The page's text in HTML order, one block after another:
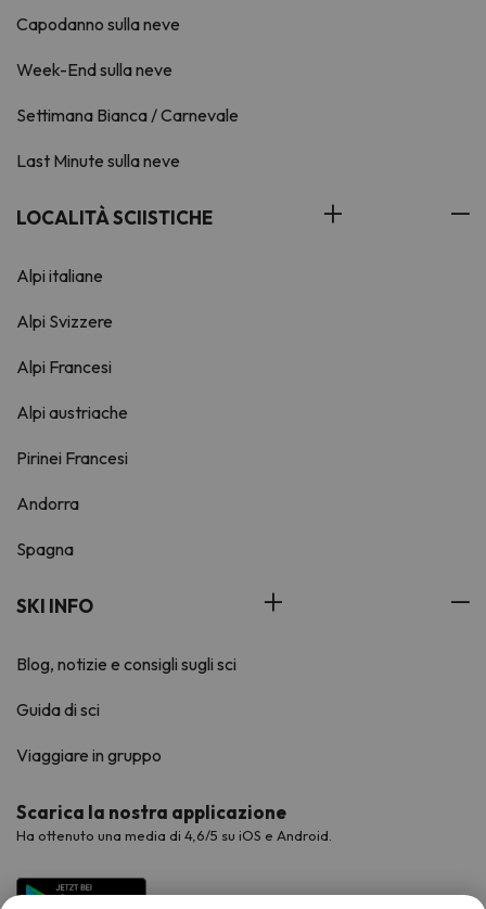
Capodanno sulla neve
Week-End sulla neve
Settimana Bianca / Carnevale
Last Minute sulla neve
LOCALITÀ SCIISTICHE
Alpi italiane
Alpi Svizzere
Alpi Francesi
Alpi austriache
Pirinei Francesi
Andorra
Spagna
SKI INFO
Blog, notizie e consigli sugli sci
Guida di sci
Viaggiare in gruppo
Scarica la nostra applicazione
Ha ottenuto una media di 4,6/5 su iOS e Android.